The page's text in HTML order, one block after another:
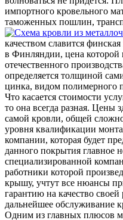
импортного кровельного
таможенных пошлин,
качеством славится
в Финляндии, цена которой
отечественного
определяется толщиной
цинка, видом полимерного
Что касается стоимости
то она всегда разная. Цены
самой кровли, общей
уровня квалификации
компании, которая будет
данного покрытия главное
специализированной
работники которой
крышу, учтут все нюансы
гарантию на качество
дальнейшее обслуживание
Одним из главных плюсов